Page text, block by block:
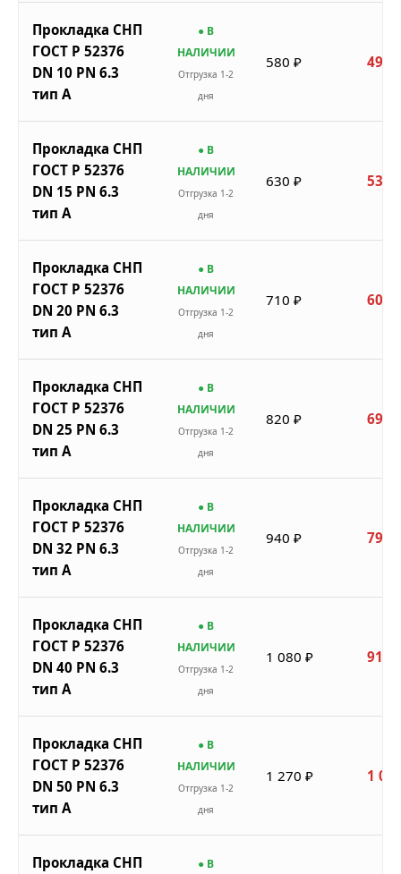
Прокладка СНП
ГОСТ Р 52376
DN 10 PN 6.3
тип A
● В
НАЛИЧИИ
Отгрузка 1-2
дня
580 ₽ 493
Прокладка СНП
ГОСТ Р 52376
DN 15 PN 6.3
тип A
● В
НАЛИЧИИ
Отгрузка 1-2
дня
630 ₽ 536
Прокладка СНП
ГОСТ Р 52376
DN 20 PN 6.3
тип A
● В
НАЛИЧИИ
Отгрузка 1-2
дня
710 ₽ 604
Прокладка СНП
ГОСТ Р 52376
DN 25 PN 6.3
тип A
● В
НАЛИЧИИ
Отгрузка 1-2
дня
820 ₽ 697
Прокладка СНП
ГОСТ Р 52376
DN 32 PN 6.3
тип A
● В
НАЛИЧИИ
Отгрузка 1-2
дня
940 ₽ 799
Прокладка СНП
ГОСТ Р 52376
DN 40 PN 6.3
тип A
● В
НАЛИЧИИ
Отгрузка 1-2
дня
1 080 ₽ 918
Прокладка СНП
ГОСТ Р 52376
DN 50 PN 6.3
тип A
● В
НАЛИЧИИ
Отгрузка 1-2
дня
1 270 ₽ 1
Прокладка СНП
● В